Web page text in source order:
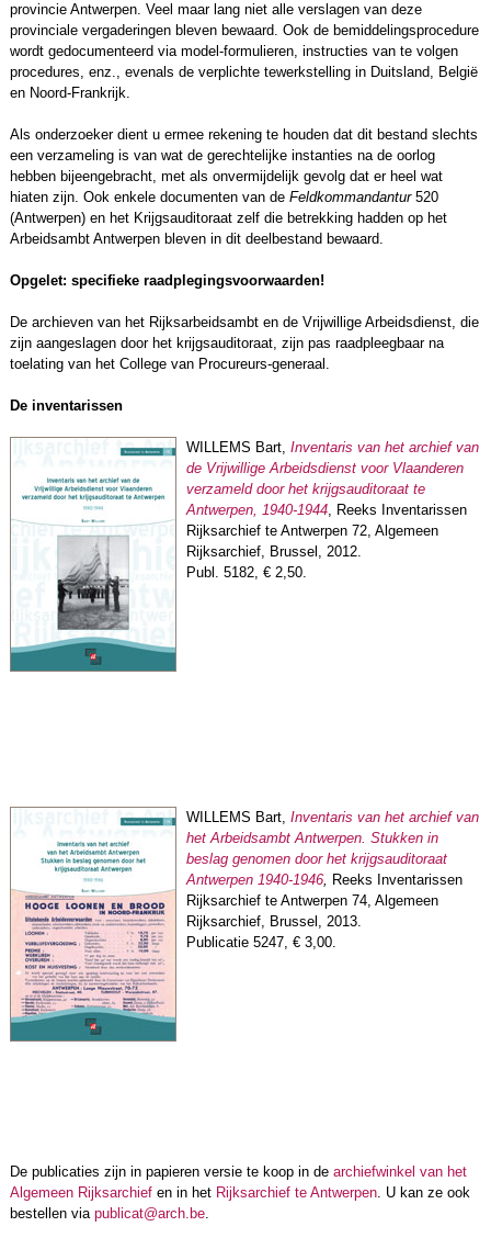
provincie Antwerpen. Veel maar lang niet alle verslagen van deze
provinciale vergaderingen bleven bewaard. Ook de bemiddelingsprocedure
wordt gedocumenteerd via model-formulieren, instructies van te volgen
procedures, enz., evenals de verplichte tewerkstelling in Duitsland, België
en Noord-Frankrijk.
Als onderzoeker dient u ermee rekening te houden dat dit bestand slechts
een verzameling is van wat de gerechtelijke instanties na de oorlog
hebben bijeengebracht, met als onvermijdelijk gevolg dat er heel wat
hiaten zijn. Ook enkele documenten van de Feldkommandantur520
(Antwerpen) en het Krijgsauditoraat zelf die betrekking hadden op het
Arbeidsambt Antwerpen bleven in dit deelbestand bewaard.
Opgelet: specifieke raadplegingsvoorwaarden!
De archieven van het Rijksarbeidsambt en de Vrijwillige Arbeidsdienst, die
zijn aangeslagen door het krijgsauditoraat, zijn pas raadpleegbaar na
toelating van het College van Procureurs-generaal.
De inventarissen
WILLEMS Bart, Inventaris van het archief van
de Vrijwillige Arbeidsdienst voor Vlaanderen
verzameld door het krijgsauditoraat te
Antwerpen, 1940-1944, Reeks Inventarissen
Rijksarchief te Antwerpen 72, Algemeen
Rijksarchief, Brussel, 2012.
Publ. 5182, € 2,50.
WILLEMS Bart, Inventaris van het archief van
het Arbeidsambt Antwerpen. Stukken in
beslag genomen door het krijgsauditoraat
Antwerpen 1940-1946, Reeks Inventarissen
Rijksarchief te Antwerpen 74, Algemeen
Rijksarchief, Brussel, 2013.
Publicatie 5247, € 3,00.
De publicaties zijn in papieren versie te koop in de archiefwinkel van het
Algemeen Rijksarchiefen in het Rijksarchief te Antwerpen. U kan ze ook
bestellen via publicat@arch.be.